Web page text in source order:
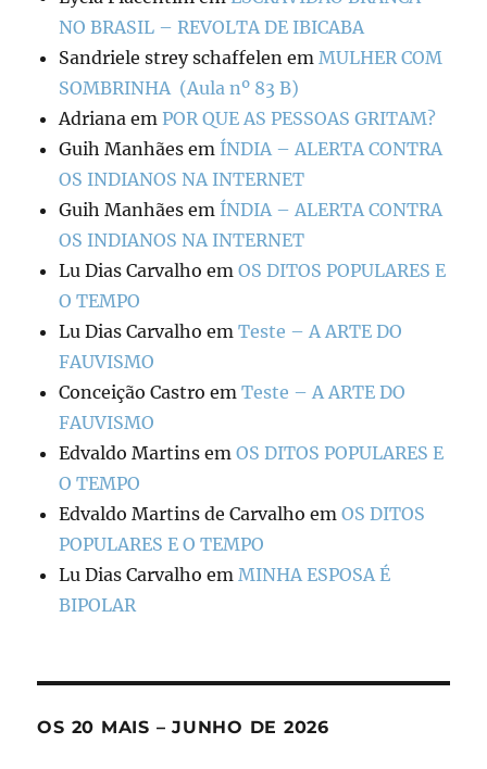
NO BRASIL – REVOLTA DE IBICABA
Sandriele strey schaffelen em MULHER COM
SOMBRINHA (Aula nº 83 B)
Adriana em POR QUE AS PESSOAS GRITAM?
Guih Manhães em ÍNDIA – ALERTA CONTRA
OS INDIANOS NA INTERNET
Guih Manhães em ÍNDIA – ALERTA CONTRA
OS INDIANOS NA INTERNET
Lu Dias Carvalho emOS DITOS POPULARES E
O TEMPO
Lu Dias Carvalho emTeste – A ARTE DO
FAUVISMO
Conceição Castro emTeste – A ARTE DO
FAUVISMO
Edvaldo Martins emOS DITOS POPULARES E
O TEMPO
Edvaldo Martins de Carvalho emOS DITOS
POPULARES E O TEMPO
Lu Dias Carvalho em MINHA ESPOSA É
BIPOLAR
OS 20 MAIS – JUNHO DE 2026